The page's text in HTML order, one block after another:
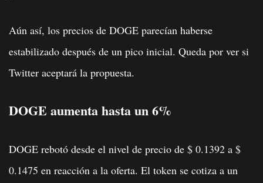
Aún así, los precios de DOGE parecían haberse
estabilizado después de un pico inicial. Queda por ver si
Twitter aceptará la propuesta.
DOGE aumenta hasta un 6%
DOGE rebotó desde el nivel de precio de $ 0.1392 a $
0.1475 en reacción a la oferta. El token se cotiza a un